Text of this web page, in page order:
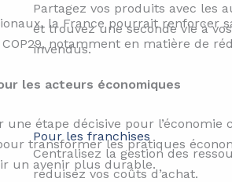
Partagez vos produits avec les
et trouvez une seconde vie à vos
invendus.
Pour les franchises
Centralisez la gestion des
réduisez vos coûts d’achat.
la France pourrait renforcer
notamment en matière de
les acteurs économiques
étape décisive pour
transformer les pratiques
un avenir plus durable.